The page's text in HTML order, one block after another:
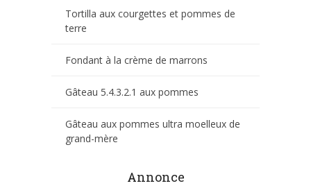
Tortilla aux courgettes et pommes de
terre
Fondant à la crème de marrons
Gâteau 5.4.3.2.1 aux pommes
Gâteau aux pommes ultra moelleux de
grand-mère
Annonce